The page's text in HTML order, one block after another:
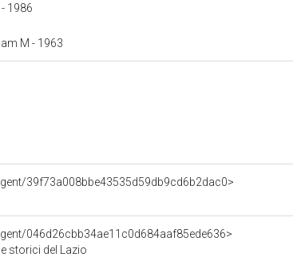
1986
M - 1963
39f73a008bbe43535d59db9cd6b2dac0>
046d26cbb34ae11c0d684aaf85ede636>
storici del Lazio